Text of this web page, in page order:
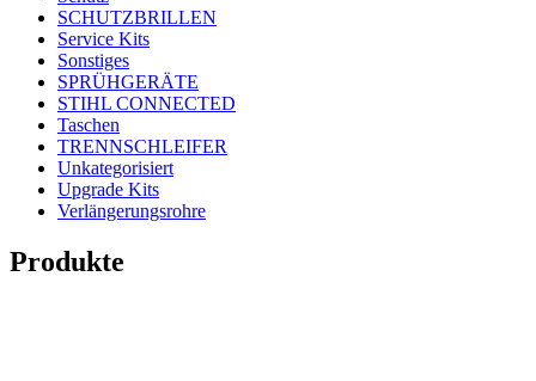
SCHUTZBRILLEN
Service Kits
Sonstiges
SPRÜHGERÄTE
STIHL CONNECTED
Taschen
TRENNSCHLEIFER
Unkategorisiert
Upgrade Kits
Verlängerungsrohre
Produkte